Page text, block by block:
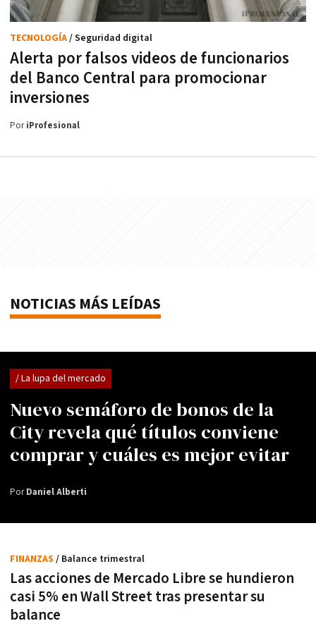
Alerta por falsos videos de funcionarios
del Banco Central para promocionar
inversiones
TECNOLOGÍA/ Seguridad digital
PoriProfesional
NOTICIAS MÁS LEÍDAS
Nuevo semáforo de bonos de la
City revela qué títulos conviene
comprar y cuáles es mejor evitar
/ La lupa del mercado
PorDaniel Alberti
Las acciones de Mercado Libre se hundieron
casi 5% en Wall Street tras presentar su
balance
FINANZAS / Balance trimestral